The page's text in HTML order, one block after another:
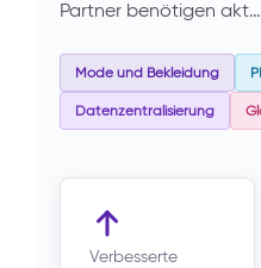
Partner benötigen akt…
Mode und Bekleidung
Datenzentralisierung
Verbesserte